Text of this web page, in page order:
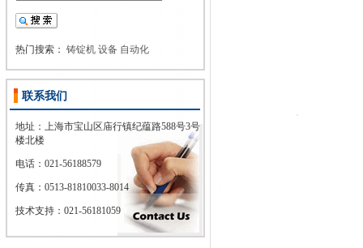
热门搜索： 铸锭机 设备 自动化
联系我们
地址：上海市宝山区庙行镇纪蕴路588号3号
楼北楼
电话：021-56188579
传真： 0513-81810033-8014
技术支持：021-56181059